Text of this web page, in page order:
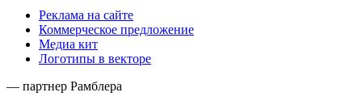
Реклама на сайте
Коммерческое предложение
Медиа кит
Логотипы в векторе
— партнер Рамблера